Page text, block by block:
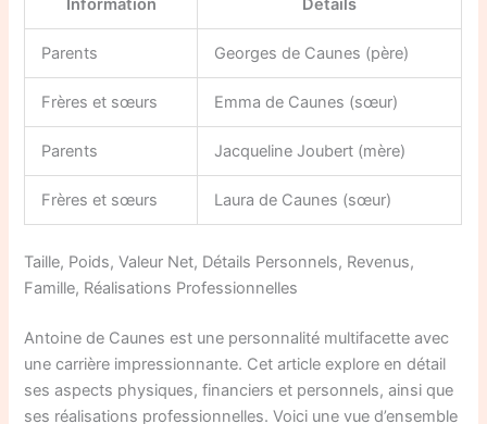
Information Détails
Parents Georges de Caunes (père)
Frères et sœurs Emma de Caunes (sœur)
Parents Jacqueline Joubert (mère)
Frères et sœurs Laura de Caunes (sœur)
Taille, Poids, Valeur Net, Détails Personnels, Revenus,
Famille, Réalisations Professionnelles
Antoine de Caunes est une personnalité multifacette avec
une carrière impressionnante. Cet article explore en détail
ses aspects physiques, financiers et personnels, ainsi que
ses réalisations professionnelles. Voici une vue d’ensemble